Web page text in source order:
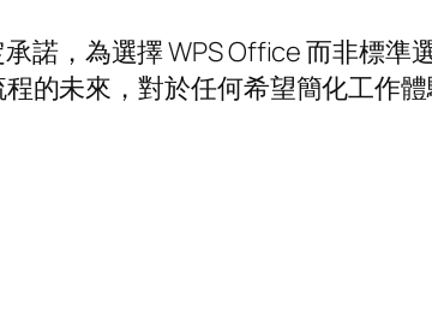
諾，為選擇 WPS Office 而非標準
的未來，對於任何希望簡化工作